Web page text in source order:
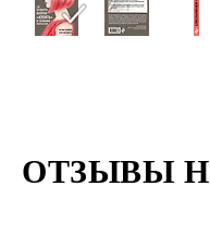
ОТЗЫВЫ